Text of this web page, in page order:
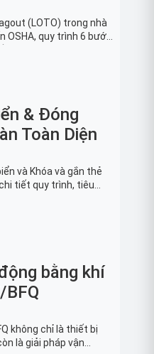
(LOTO) trong nhà
OSHA, quy trình 6 bước
Giải pháp bảo trì lò
& Đóng
Toàn Diện
và Khóa và gắn thẻ
tiết quy trình, tiêu
trong công nghiệp
bằng khí
BFQ
không chỉ là thiết bị
là giải pháp vận